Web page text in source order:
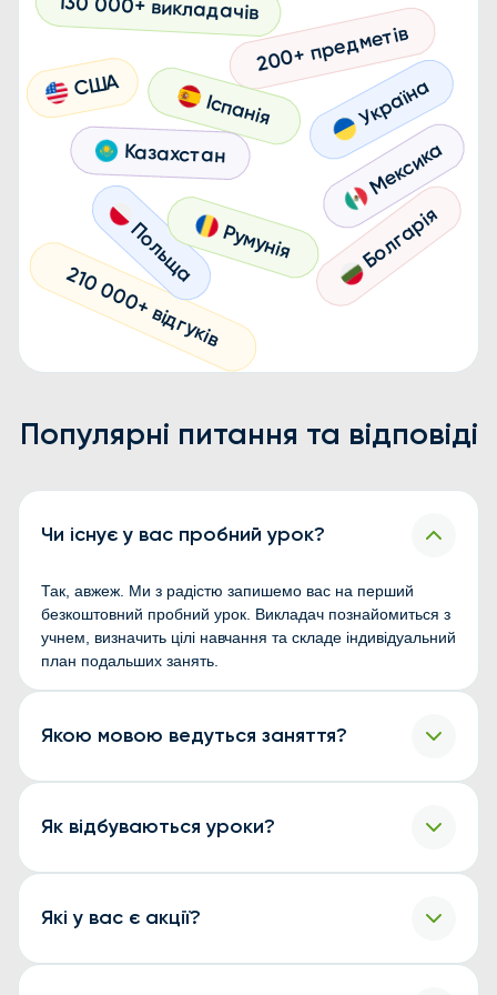
Популярні питання та відповіді
Чи існує у вас пробний урок?
Так, авжеж. Ми з радістю запишемо вас на перший
безкоштовний пробний урок. Викладач познайомиться з
учнем, визначить цілі навчання та складе індивідуальний
план подальших занять.
Якою мовою ведуться заняття?
ведуться іноземною мовою. Але, якщо у вас початковий
рівень знань або ви вивчаєте математику чи інші
Як відбуваються уроки?
Які у вас є акції?